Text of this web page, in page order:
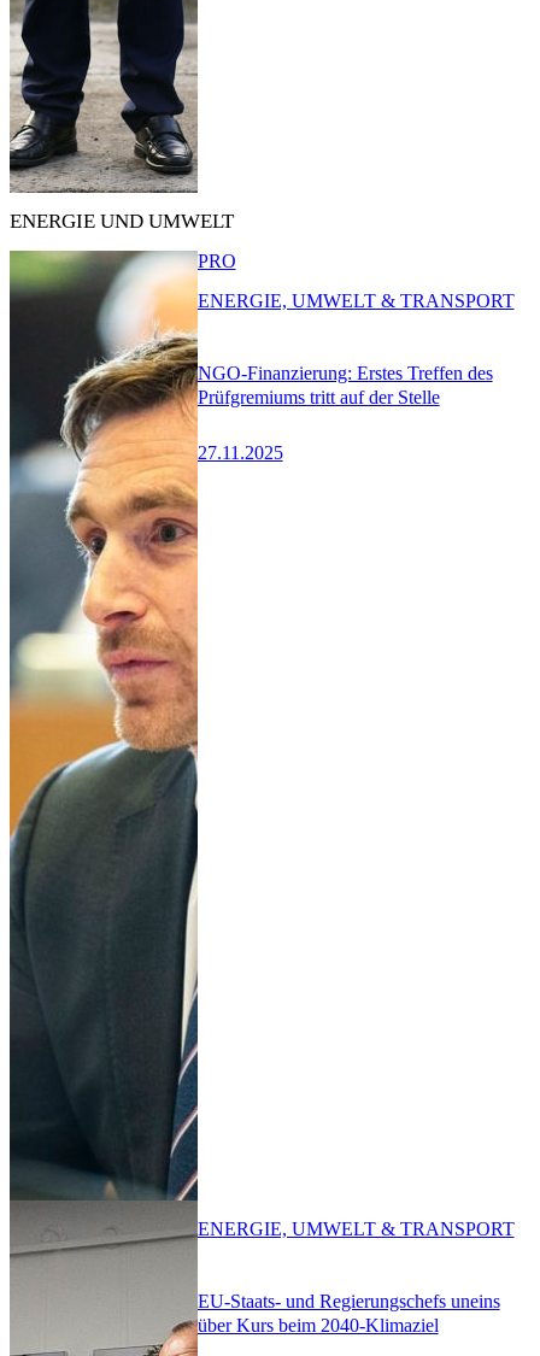
ENERGIE UND UMWELT
NGO-Finanzierung: Erstes Treffen des
Prüfgremiums tritt auf der Stelle
27.11.2025
PRO
ENERGIE, UMWELT & TRANSPORT
EU-Staats- und Regierungschefs uneins
über Kurs beim 2040-Klimaziel
ENERGIE, UMWELT & TRANSPORT